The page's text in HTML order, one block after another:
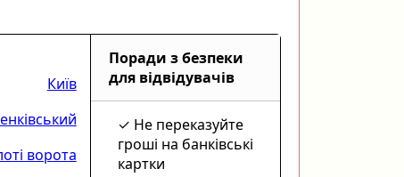
Київ
ворота
Поради з безпеки
для відвідувачів
Не переказуйте
гроші на банківські
картки